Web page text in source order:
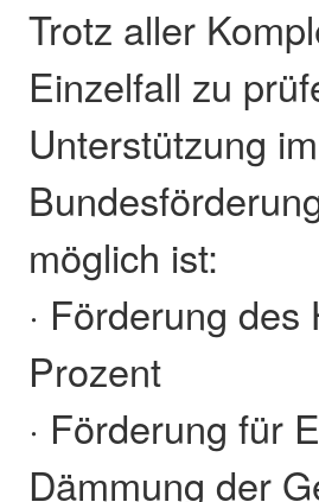
Trotz aller
Einzelfall zu
Unterstützung
möglich ist:
· Förderung
Prozent
· Förderung für
Dämmung der